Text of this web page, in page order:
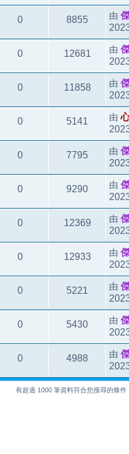
0 8855 由
0 12681 由
0 11858 由
0 5141 由
0 7795 由
0 9290 由
0 12369 由
0 12933 由
0 5221 由
0 5430 由
0 4988 由
有超過 1000 筆資料符合您搜尋的條件